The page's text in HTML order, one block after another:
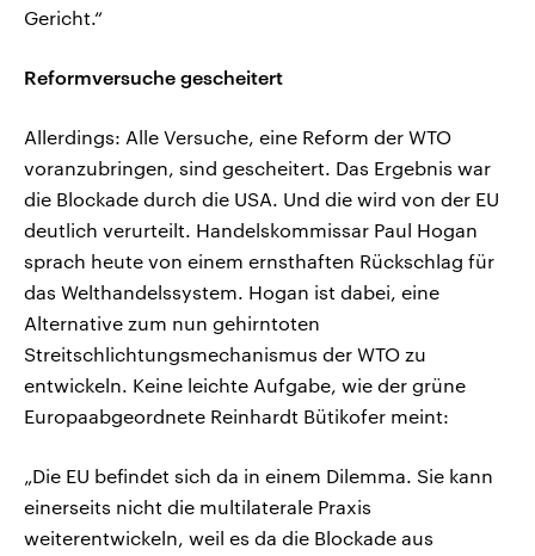
Gericht.“
Reformversuche gescheitert
Allerdings: Alle Versuche, eine Reform der WTO
voranzubringen, sind gescheitert. Das Ergebnis war
die Blockade durch die USA. Und die wird von der EU
deutlich verurteilt. Handelskommissar Paul Hogan
sprach heute von einem ernsthaften Rückschlag für
das Welthandelssystem. Hogan ist dabei, eine
Alternative zum nun gehirntoten
Streitschlichtungsmechanismus der WTO zu
entwickeln. Keine leichte Aufgabe, wie der grüne
Europaabgeordnete Reinhardt Bütikofer meint:
„Die EU befindet sich da in einem Dilemma. Sie kann
einerseits nicht die multilaterale Praxis
weiterentwickeln, weil es da die Blockade aus